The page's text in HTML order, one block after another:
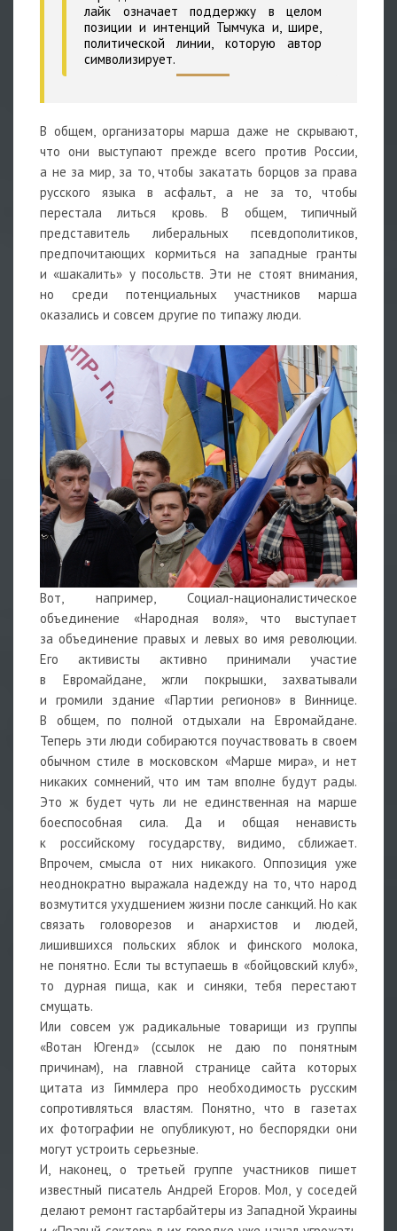
лайк означает поддержку в целом
позиции и интенций Тымчука и, шире,
политической линии, которую автор
символизирует.
В общем, организаторы марша даже не скрывают,
что они выступают прежде всего против России,
а не за мир, за то, чтобы закатать борцов за права
русского языка в асфальт, а не за то, чтобы
перестала литься кровь. В общем, типичный
представитель либеральных псевдополитиков,
предпочитающих кормиться на западные гранты
и «шакалить» у посольств. Эти не стоят внимания,
но среди потенциальных участников марша
оказались и совсем другие по типажу люди.
Вот, например, Социал-националистическое
объединение «Народная воля», что выступает
за объединение правых и левых во имя революции.
Его активисты активно принимали участие
в Евромайдане, жгли покрышки, захватывали
и громили здание «Партии регионов» в Виннице.
В общем, по полной отдыхали на Евромайдане.
Теперь эти люди собираются поучаствовать в своем
обычном стиле в московском «Марше мира», и нет
никаких сомнений, что им там вполне будут рады.
Это ж будет чуть ли не единственная на марше
боеспособная сила. Да и общая ненависть
к российскому государству, видимо, сближает.
Впрочем, смысла от них никакого. Оппозиция уже
неоднократно выражала надежду на то, что народ
возмутится ухудшением жизни после санкций. Но как
связать головорезов и анархистов и людей,
лишившихся польских яблок и финского молока,
не понятно. Если ты вступаешь в «бойцовский клуб»,
то дурная пища, как и синяки, тебя перестают
смущать.
Или совсем уж радикальные товарищи из группы
«Вотан Югенд» (ссылок не даю по понятным
причинам), на главной странице сайта которых
цитата из Гиммлера про необходимость русским
сопротивляться властям. Понятно, что в газетах
их фотографии не опубликуют, но беспорядки они
могут устроить серьезные.
И, наконец, о третьей группе участников пишет
известный писатель Андрей Егоров. Мол, у соседей
делают ремонт гастарбайтеры из Западной Украины